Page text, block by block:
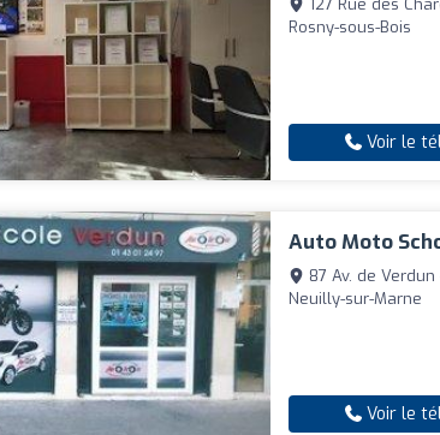
127 Rue des
Rosny-sous-Bois
Voir le
Auto Moto
87 Av. de
Neuilly-sur-Marne
Voir le